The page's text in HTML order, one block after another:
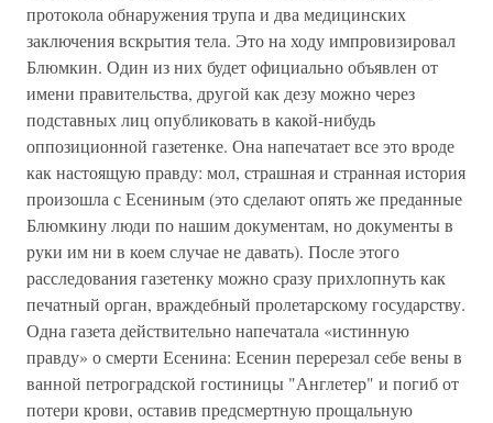
протокола обнаружения трупа и два медицинских
заключения вскрытия тела. Это на ходу импровизировал
Блюмкин. Один из них будет официально объявлен от
имени правительства, другой как дезу можно через
подставных лиц опубликовать в какой-нибудь
оппозиционной газетенке. Она напечатает все это вроде
как настоящую правду: мол, страшная и странная история
произошла с Есениным (это сделают опять же преданные
Блюмкину люди по нашим документам, но документы в
руки им ни в коем случае не давать). После этого
расследования газетенку можно сразу прихлопнуть как
печатный орган, враждебный пролетарскому государству.
Одна газета действительно напечатала «истинную
правду» о смерти Есенина: Есенин перерезал себе вены в
ванной петроградской гостиницы "Англетер" и погиб от
потери крови, оставив предсмертную прощальную